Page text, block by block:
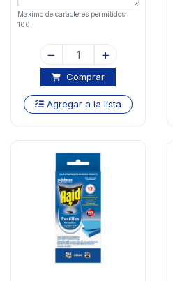
Maximo de caracteres permitidos:
100
Comprar
Agregar a la lista